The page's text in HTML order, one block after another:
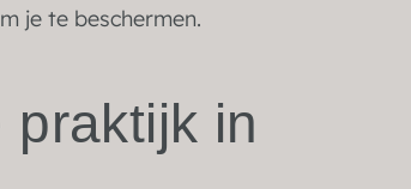
je te beschermen.
in